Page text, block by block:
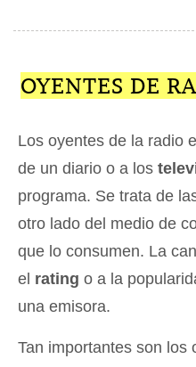
OYENTES DE
Los oyentes de la radio
de un diario o a los
programa. Se trata de
otro lado del medio de
que lo consumen. La
el rating o a la
una emisora.
Tan importantes son los